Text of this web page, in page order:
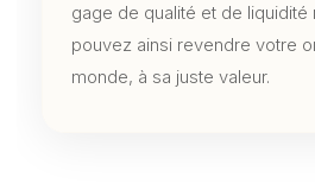
gage de qualité et de liquidité
pouvez ainsi revendre votre
monde, à sa juste valeur.